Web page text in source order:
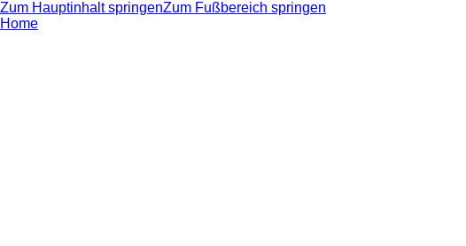
Zum Hauptinhalt springenZum Fußbereich springen
Home